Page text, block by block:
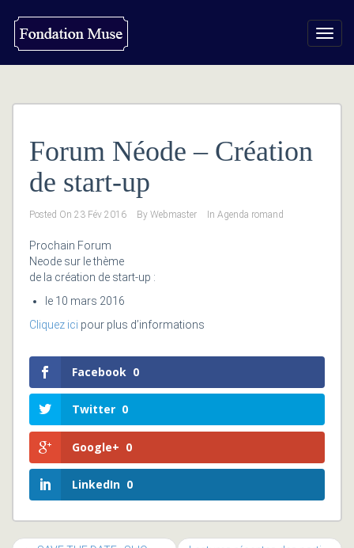
Forum Néode – Création
de start-up
Posted On 23 Fév 2016 By Webmaster In Agenda romand
Prochain Forum
Neode sur le thème
de la création de start-up :
le 10 mars 2016
Cliquez ici pour plus d’informations
Facebook 0
Twitter 0
Google+ 0
LinkedIn 0